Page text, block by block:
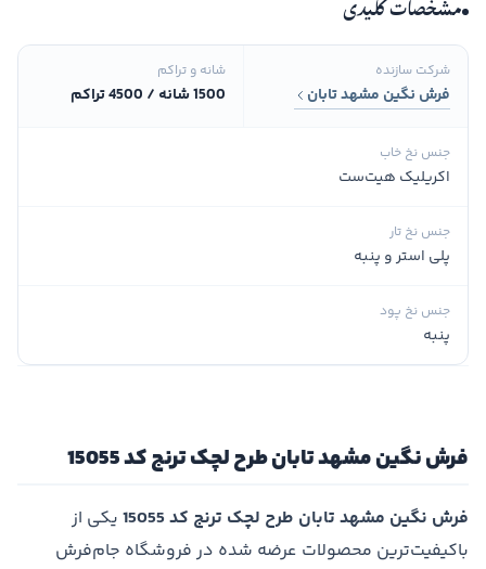
مشخصات کلیدی
شرکت سازنده
فرش نگین مشهد تابان
شانه و تراکم
1500 شانه / 4500 تراکم
جنس نخ خاب
اکریلیک هیت‌ست
جنس نخ تار
پلی استر و پنبه
جنس نخ پود
پنبه
فرش نگین مشهد تابان طرح لچک ترنج کد 15055
فرش نگین مشهد تابان طرح لچک ترنج کد 15055
یکی از
باکیفیت‌ترین محصولات عرضه شده در فروشگاه جام‌فرش